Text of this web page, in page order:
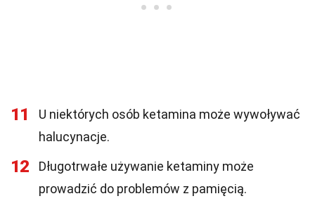
11
U niektórych osób ketamina może wywoływać
halucynacje.
12
Długotrwałe używanie ketaminy może
prowadzić do problemów z pamięcią.